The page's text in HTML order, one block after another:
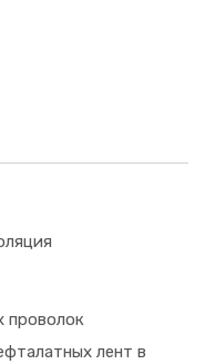
проволок
лент в